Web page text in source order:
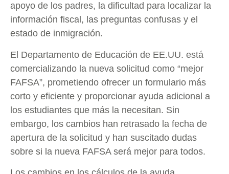
apoyo de los padres, la dificultad para localizar la
información fiscal, las preguntas confusas y el
estado de inmigración.
El Departamento de Educación de EE.UU. está
comercializando la nueva solicitud como “mejor
FAFSA”, prometiendo ofrecer un formulario más
corto y eficiente y proporcionar ayuda adicional a
los estudiantes que más la necesitan. Sin
embargo, los cambios han retrasado la fecha de
apertura de la solicitud y han suscitado dudas
sobre si la nueva FAFSA será mejor para todos.